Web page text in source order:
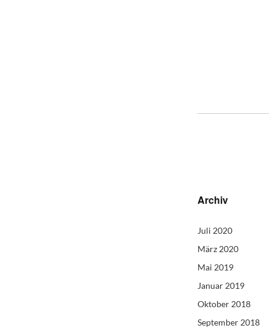
Archiv
Juli 2020
März 2020
Mai 2019
Januar 2019
Oktober 2018
September 2018